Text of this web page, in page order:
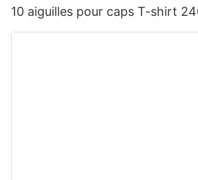
10 aiguilles pour caps T-shirt